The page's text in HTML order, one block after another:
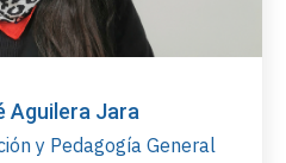
Aguilera Jara
y Pedagogía General